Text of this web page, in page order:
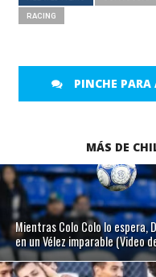
RACING
PINCHE PARA
MÁS DE
Mientras Colo Colo lo espera,
en un Vélez imparable (Video